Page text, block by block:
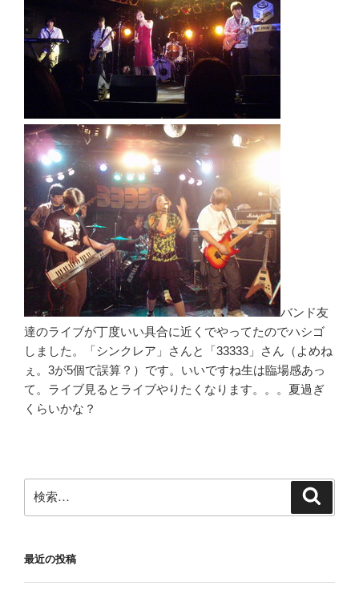
バンド友
達のライブが丁度いい具合に近くでやってたのでハシゴ
しました。「シンクレア」さんと「33333」さん（よめね
ぇ。3が5個で誤算？）です。いいですね生は臨場感あっ
て。ライブ見るとライブやりたくなります。。。夏過ぎ
くらいかな？
索:
最近の投稿